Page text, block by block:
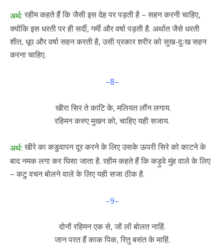
अर्थ:रहीम कहते हैं कि जैसी इस देह पर पड़ती है – सहन करनी चाहिए,
क्योंकि इस धरती पर ही सर्दी, गर्मी और वर्षा पड़ती है. अर्थात जैसे धरती
शीत, धूप और वर्षा सहन करती है, उसी प्रकार शरीर को सुख-दुःख सहन
करना चाहिए.
–8–
खीरा सिर ते काटि के, मलियत लौंन लगाय.
रहिमन करुए मुखन को, चाहिए यही सजाय.
अर्थ:खीरे का कडुवापन दूर करने के लिए उसके ऊपरी सिरे को काटने के
बाद नमक लगा कर घिसा जाता है. रहीम कहते हैं कि कड़ुवे मुंह वाले के लिए
– कटु वचन बोलने वाले के लिए यही सजा ठीक है.
–9–
दोनों रहिमन एक से, जों लों बोलत नाहिं.
जान परत हैं काक पिक, रितु बसंत के माहिं.